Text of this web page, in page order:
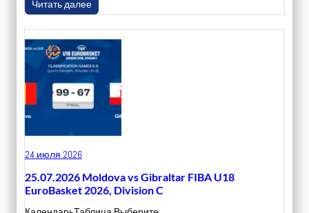
Читать далее
24 июля 2026
25.07.2026 Moldova vs Gibraltar FIBA U18
EuroBasket 2026, Division C